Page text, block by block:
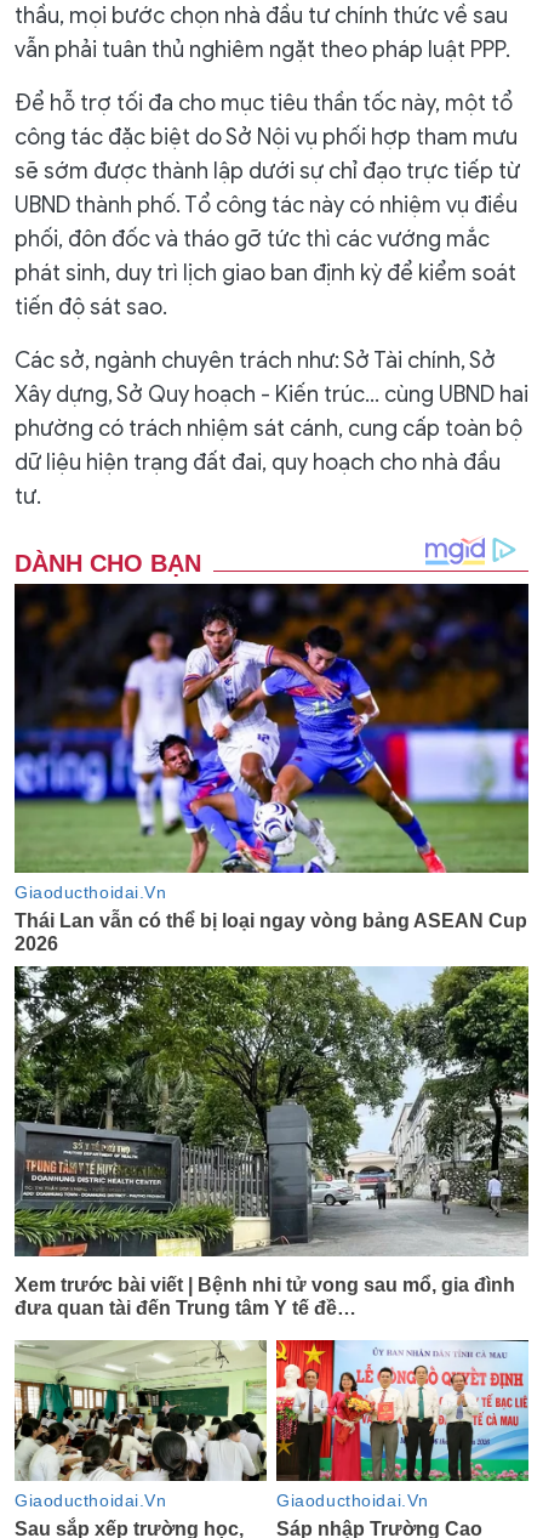
thầu, mọi bước chọn nhà đầu tư chính thức về sau
vẫn phải tuân thủ nghiêm ngặt theo pháp luật PPP.
Để hỗ trợ tối đa cho mục tiêu thần tốc này, một tổ
công tác đặc biệt do Sở Nội vụ phối hợp tham mưu
sẽ sớm được thành lập dưới sự chỉ đạo trực tiếp từ
UBND thành phố. Tổ công tác này có nhiệm vụ điều
phối, đôn đốc và tháo gỡ tức thì các vướng mắc
phát sinh, duy trì lịch giao ban định kỳ để kiểm soát
tiến độ sát sao.
Các sở, ngành chuyên trách như: Sở Tài chính, Sở
Xây dựng, Sở Quy hoạch - Kiến trúc... cùng UBND hai
phường có trách nhiệm sát cánh, cung cấp toàn bộ
dữ liệu hiện trạng đất đai, quy hoạch cho nhà đầu
tư.